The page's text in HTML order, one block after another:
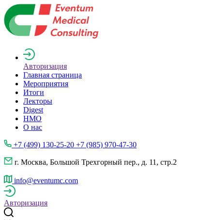
Авторизация
Главная страница
Мероприятия
Итоги
Лекторы
Digest
НМО
О нас
+7 (499) 130-25-20 +7 (985) 970-47-30
г. Москва, Большой Трехгорный пер., д. 11, стр.2
info@eventumc.com
Авторизация